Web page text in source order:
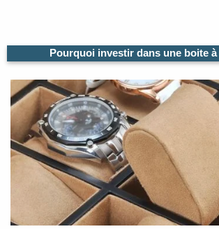
Pourquoi investir dans une boite